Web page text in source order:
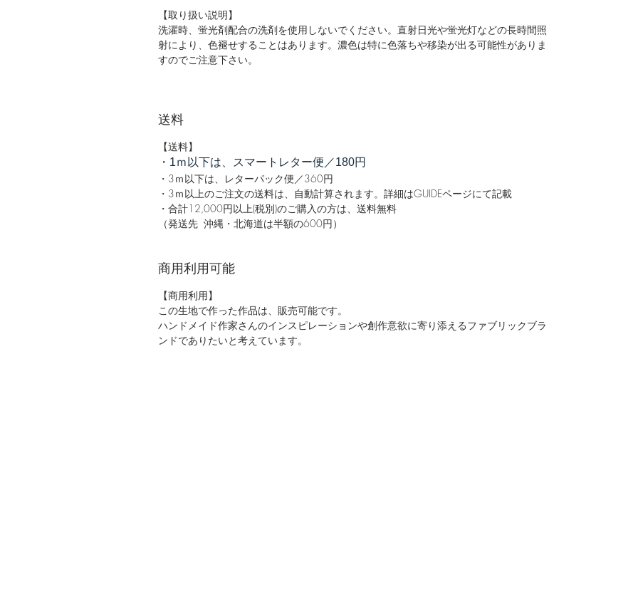
【取り扱い説明】
洗濯時、蛍光剤配合の洗剤を使用しないでください。直射日光や蛍光灯などの長時間照
射により、色褪せすることはあります。濃色は特に色落ちや移染が出る可能性がありま
すのでご注意下さい。
送料
【送料】
・1ｍ以下は、スマートレター便／180円
・3ｍ以下は、レターパック便／360円
・3ｍ以上のご注文の送料は、自動計算されます。詳細はGUIDEページにて記載
・合計12,000円以上(税別)のご購入の方は、送料無料
（発送先 沖縄・北海道は半額の600円）
商用利用可能
【商用利用】
この生地で作った作品は、販売可能です。
ハンドメイド作家さんのインスピレーションや創作意欲に寄り添えるファブリックブラ
ンドでありたいと考えています。